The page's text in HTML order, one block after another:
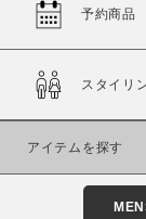
予約商品
スタイリ
アイテムを探す